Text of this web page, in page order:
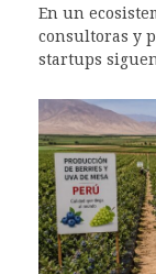
En un
consultoras y
startups